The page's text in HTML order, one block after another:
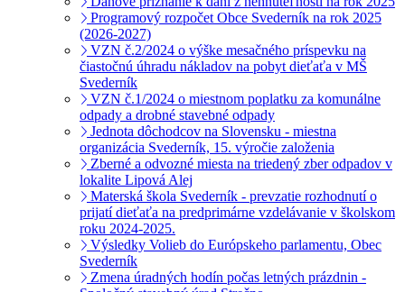
Programový rozpočet Obce Svederník na rok 2025
(2026-2027)
VZN č.2/2024 o výške mesačného príspevku na
čiastočnú úhradu nákladov na pobyt dieťaťa v MŠ
Svederník
VZN č.1/2024 o miestnom poplatku za komunálne
odpady a drobné stavebné odpady
Jednota dôchodcov na Slovensku - miestna
organizácia Svederník, 15. výročie založenia
Zberné a odvozné miesta na triedený zber odpadov v
lokalite Lipová Alej
Materská škola Svederník - prevzatie rozhodnutí o
prijatí dieťaťa na predprimárne vzdelávanie v školskom
roku 2024-2025.
Výsledky Volieb do Európskeho parlamentu, Obec
Svederník
Zmena úradných hodín počas letných prázdnin -